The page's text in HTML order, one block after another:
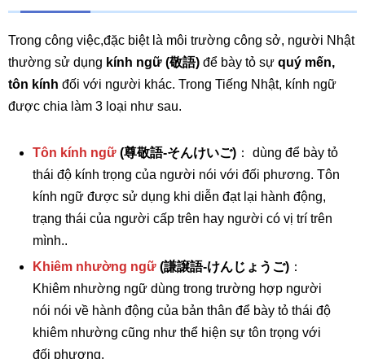
Trong công việc,đặc biệt là môi trường công sở, người Nhật
thường sử dụng kính ngữ (敬語) để bày tỏ sự quý mến,
tôn kính đối với người khác. Trong Tiếng Nhật, kính ngữ
được chia làm 3 loại như sau.
Tôn kính ngữ (尊敬語-そんけいご) ： dùng để bày tỏ
thái độ kính trọng của người nói với đối phương. Tôn
kính ngữ được sử dụng khi diễn đạt lại hành động,
trạng thái của người cấp trên hay người có vị trí trên
mình..
Khiêm nhường ngữ (謙譲語-けんじょうご) ：
Khiêm nhường ngữ dùng trong trường hợp người
nói nói về hành động của bản thân để bày tỏ thái độ
khiêm nhường cũng như thể hiện sự tôn trọng với
đối phương.